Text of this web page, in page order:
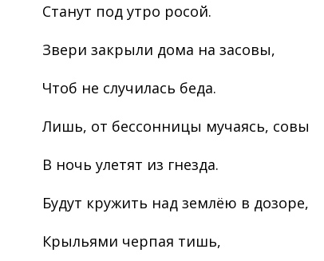
Станут под утро росой.
Звери закрыли дома на засовы,
Чтоб не случилась беда.
Лишь, от бессонницы мучаясь, совы
В ночь улетят из гнезда.
Будут кружить над землёю в дозоре,
Крыльями черпая тишь,